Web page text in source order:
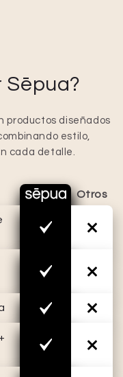
Sēpua?
productos diseñados
estilo,
cada detalle.
Otros